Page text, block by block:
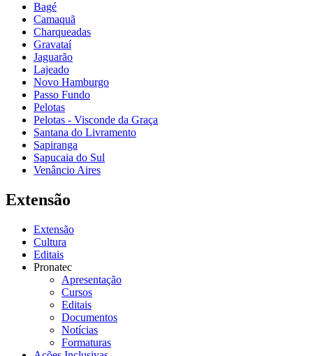
Bagé
Camaquã
Charqueadas
Gravataí
Jaguarão
Lajeado
Novo Hamburgo
Passo Fundo
Pelotas
Pelotas - Visconde da Graça
Santana do Livramento
Sapiranga
Sapucaia do Sul
Venâncio Aires
Extensão
Extensão
Cultura
Editais
Pronatec
Apresentação
Cursos
Editais
Documentos
Notícias
Formaturas